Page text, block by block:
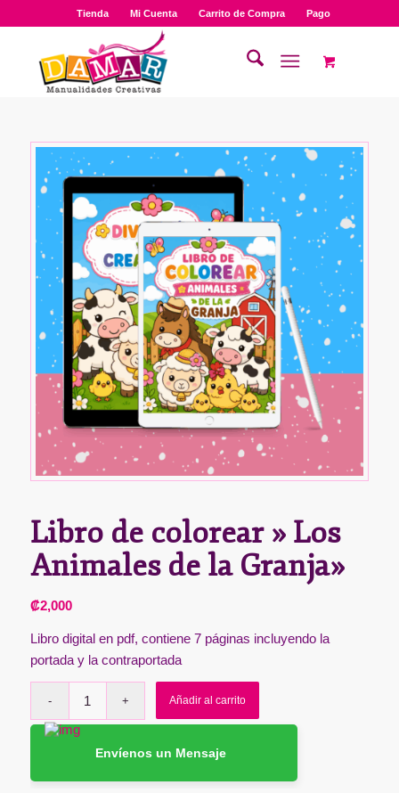
Tienda Mi Cuenta Carrito de Compra Pago
Libro de colorear » Los
Animales de la Granja»
₡2,000
Libro digital en pdf, contiene 7 páginas incluyendo la
portada y la contraportada
Añadir al carrito
Envíenos un Mensaje